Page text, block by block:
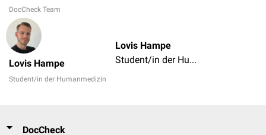
DocCheck Team
Lovis Hampe
Student/in der Humanmedizin
Lovis Hampe
Student/in der Humanmedizin
DocCheck